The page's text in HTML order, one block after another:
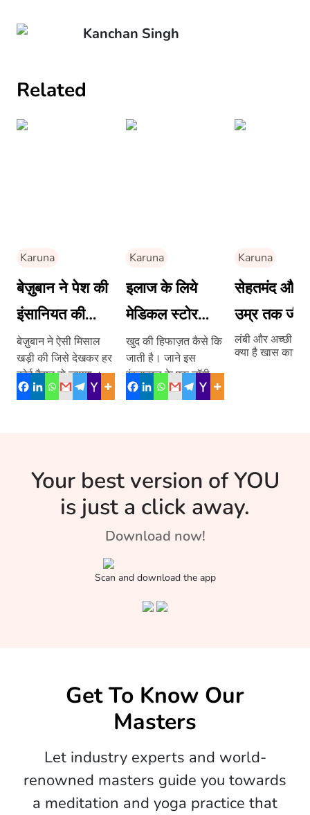
Kanchan Singh
Related
Karuna
बेज़ुबान ने पेश की
इंसानियत की
मिसाल
बेज़ुबान ने ऐसी मिसाल
खड़ी की जिसे देखकर हर
कोई हैरान हो जाएगा ।
जाने क्या है यह मिसाल –
Karuna
इलाज के लिये
मेडिकल स्टोर
पहुंचा कुत्ता
खुद की हिफाज़त कैसे कि
जाती है। जाने इस
इंस्तान्बुल के एक डॉगी से,
जिसने समझदारी
Karuna
सेहतमंद और
उम्र तक
करता है दावा
लंबी और अच्छी
क्या है खास कारण
Your best version of YOU
is just a click away.
Download now!
Scan and download the app
Get To Know Our
Masters
Let industry experts and world-
renowned masters guide you towards
a meditation and yoga practice that